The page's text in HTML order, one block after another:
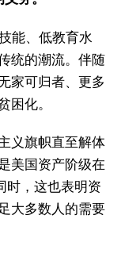
能、低教育水
统的潮流。伴随
家可归者、更多
困化。
义旗帜直至解体
美国资产阶级在
时，这也表明资
大多数人的需要